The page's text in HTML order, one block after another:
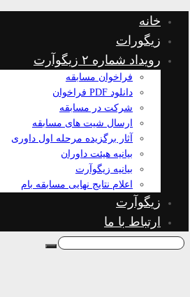
خانه
زیگورات
رویداد شماره ۲ زیگوآرت
فراخوان مسابقه
دانلود PDF فراخوان
شرکت در مسابقه
ارسال شیت های مسابقه
آثار برگزیده مرحله اول داوری
بیانیه هیئت داوران
بیانیه زیگوآرت
اعلام نتایج نهایی مسابقه بام
زیگوآرت
ارتباط با ما